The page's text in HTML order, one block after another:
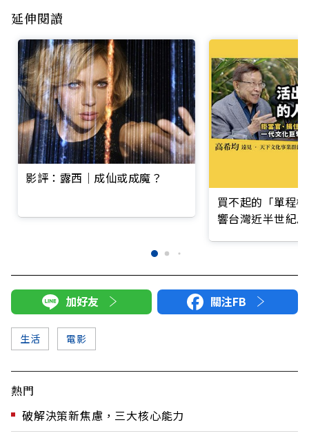
延伸閱讀
影評：露西│成仙或成魔？
買不起的「單程
響台灣近半世紀
加好友 關注FB
生活 電影
熱門
破解決策新焦慮，三大核心能力